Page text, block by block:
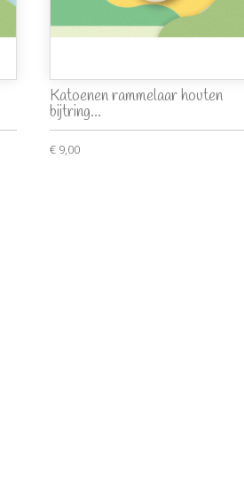
Katoenen rammelaar houten
bijtring...
€ 9,00